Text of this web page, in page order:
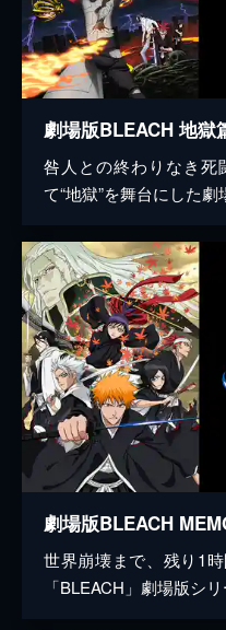
劇場版BLEACH 地獄
咎人との終わりなき死
て“地獄”を舞台にした劇
劇場版BLEACH
世界崩壊まで、残り1
「BLEACH」劇場版シ